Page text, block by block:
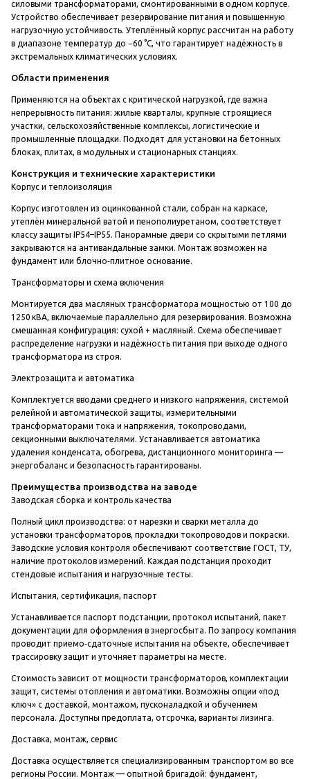
силовыми трансформаторами, смонтированными в одном корпусе.
Устройство обеспечивает резервирование питания и повышенную
нагрузочную устойчивость. Утеплённый корпус рассчитан на работу
в диапазоне температур до −60 °C, что гарантирует надёжность в
экстремальных климатических условиях.
Области применения
Применяются на объектах с критической нагрузкой, где важна
непрерывность питания: жилые кварталы, крупные строящиеся
участки, сельскохозяйственные комплексы, логистические и
промышленные площадки. Подходят для установки на бетонных
блоках, плитах, в модульных и стационарных станциях.
Конструкция и технические характеристики
Корпус и теплоизоляция
Корпус изготовлен из оцинкованной стали, собран на каркасе,
утеплён минеральной ватой и пенополиуретаном, соответствует
классу защиты IP54–IP55. Панорамные двери со скрытыми петлями
закрываются на антивандальные замки. Монтаж возможен на
фундамент или блочно‑плитное основание.
Трансформаторы и схема включения
Монтируется два масляных трансформатора мощностью от 100 до
1250 кВА, включаемые параллельно для резервирования. Возможна
смешанная конфигурация: сухой + масляный. Схема обеспечивает
распределение нагрузки и надёжность питания при выходе одного
трансформатора из строя.
Электрозащита и автоматика
Комплектуется вводами среднего и низкого напряжения, системой
релейной и автоматической защиты, измерительными
трансформаторами тока и напряжения, токопроводами,
секционными выключателями. Устанавливается автоматика
удаления конденсата, обогрева, дистанционного мониторинга —
энергобаланс и безопасность гарантированы.
Преимущества производства на заводе
Заводская сборка и контроль качества
Полный цикл производства: от нарезки и сварки металла до
установки трансформаторов, прокладки токопроводов и покраски.
Заводские условия контроля обеспечивают соответствие ГОСТ, ТУ,
наличие протоколов измерений. Каждая подстанция проходит
стендовые испытания и нагрузочные тесты.
Испытания, сертификация, паспорт
Устанавливается паспорт подстанции, протокол испытаний, пакет
документации для оформления в энергосбыта. По запросу компания
проводит приемо‑сдаточные испытания на объекте, обеспечивает
трассировку защит и уточняет параметры на месте.
Стоимость зависит от мощности трансформаторов, комплектации
защит, системы отопления и автоматики. Возможны опции «под
ключ» с доставкой, монтажом, пусконаладкой и обучением
персонала. Доступны предоплата, отсрочка, варианты лизинга.
Доставка, монтаж, сервис
Доставка осуществляется специализированным транспортом во все
регионы России. Монтаж — опытной бригадой: фундамент,